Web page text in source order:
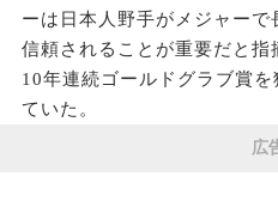
ーは日本人野手がメジャー
信頼されることが重要だと指
10年連続ゴールドグラブ賞
ていた。
広